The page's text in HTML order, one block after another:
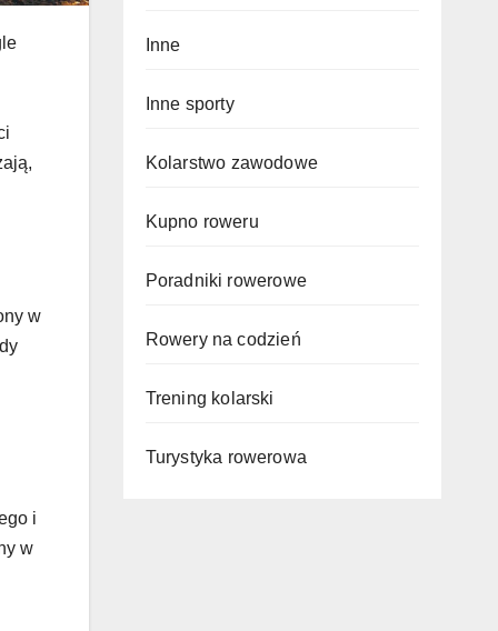
w
i
w
Inne
Inne sporty
Kolarstwo zawodowe
Kupno roweru
Poradniki rowerowe
Rowery na codzień
Trening kolarski
Turystyka rowerowa